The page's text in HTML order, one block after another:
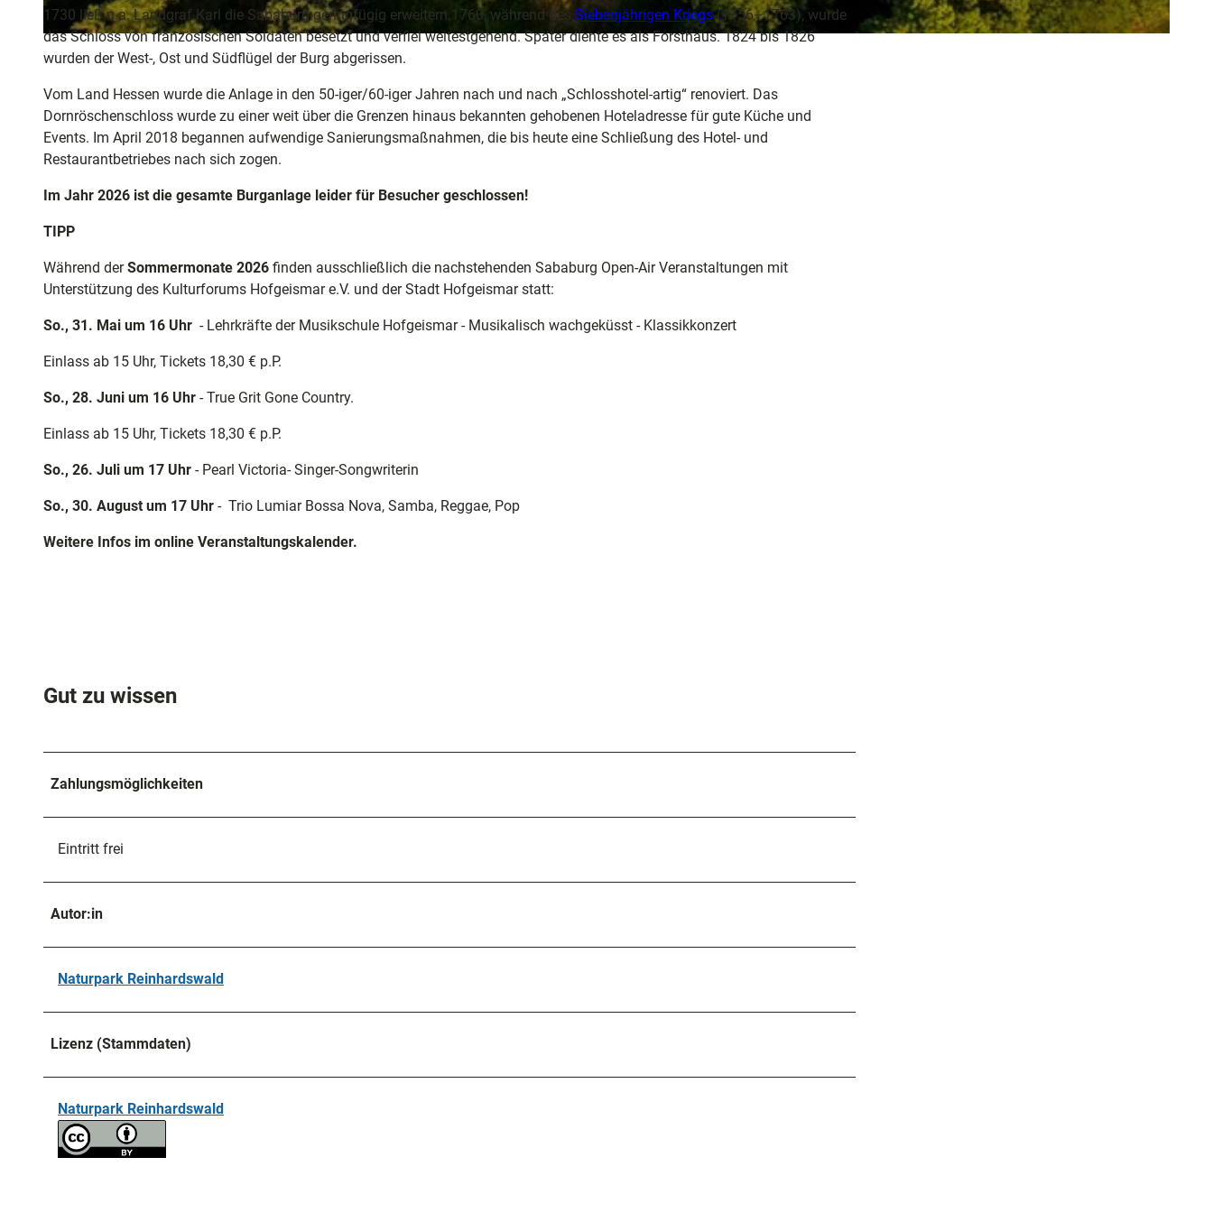
© Naturpark Reinhardswald e.V., visitnordhessen |CC-BY
1730 ließ u.a. Landgraf Karl die Sababurg geringfügig erweitern.1760, während des Siebenjährigen Kriegs(1756–1763), wurde
das Schloss von französischen Soldaten besetzt und verfiel weitestgehend. Später diente es als Forsthaus. 1824 bis 1826
wurden der West-, Ost und Südflügel der Burg abgerissen.
Vom Land Hessen wurde die Anlage in den 50-iger/60-iger Jahren nach und nach „Schlosshotel-artig“ renoviert. Das
Dornröschenschloss wurde zu einer weit über die Grenzen hinaus bekannten gehobenen Hoteladresse für gute Küche und
Events. Im April 2018 begannen aufwendige Sanierungsmaßnahmen, die bis heute eine Schließung des Hotel- und
Restaurantbetriebes nach sich zogen.
Im Jahr 2026 ist die gesamte Burganlage leider für Besucher geschlossen!
TIPP
Während derSommermonate 2026 finden ausschließlich die nachstehenden Sababurg Open-Air Veranstaltungen mit
Unterstützung des Kulturforums Hofgeismar e.V. und der Stadt Hofgeismar statt:
So., 31. Mai um 16 Uhr - Lehrkräfte der Musikschule Hofgeismar - Musikalisch wachgeküsst - Klassikkonzert
Einlass ab 15 Uhr, Tickets 18,30 € p.P.
So., 28. Juni um 16 Uhr - True Grit Gone Country.
Einlass ab 15 Uhr, Tickets 18,30 € p.P.
So., 26. Juli um 17 Uhr - Pearl Victoria- Singer-Songwriterin
So., 30. August um 17 Uhr - Trio Lumiar Bossa Nova, Samba, Reggae, Pop
Weitere Infos im online Veranstaltungskalender.
Gut zu wissen
Zahlungsmöglichkeiten
Eintritt frei
Autor:in
Naturpark Reinhardswald
Lizenz (Stammdaten)
Naturpark Reinhardswald